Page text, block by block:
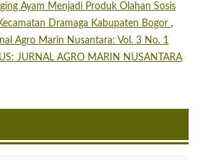
Ayam Menjadi Produk Olahan Sosis
Dramaga Kabupaten Bogor ,
Agro Marin Nusantara: Vol. 3 No. 1
JURNAL AGRO MARIN NUSANTARA